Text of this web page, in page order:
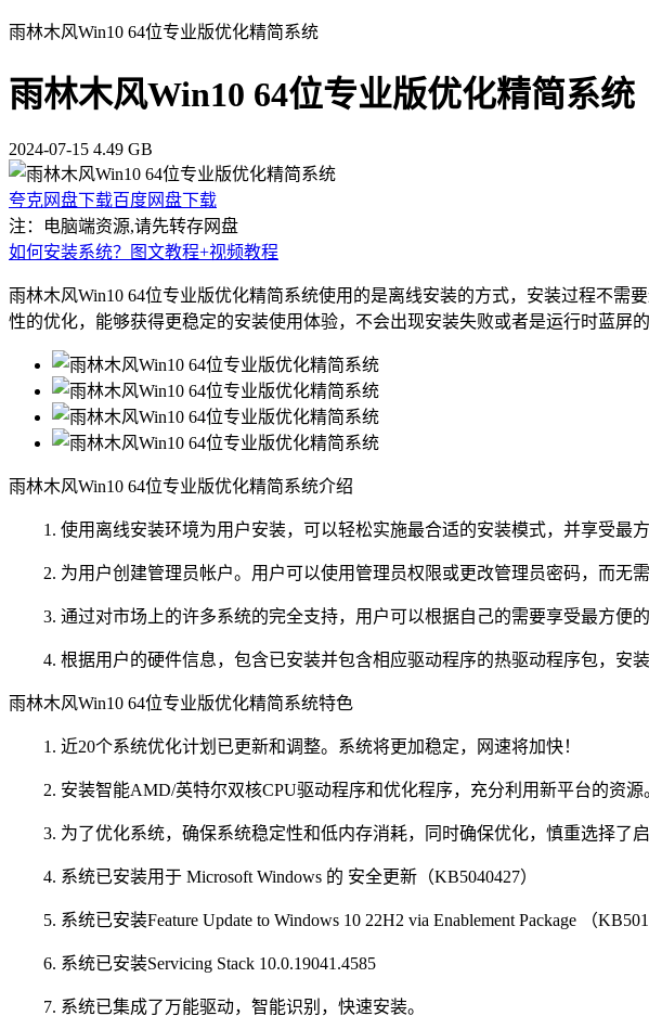
雨林木风Win10 64位专业版优化精简系统
雨林木风Win10 64位专业版优化精简系统
2024-07-15 4.49 GB
夸克网盘下载百度网盘下载
注：电脑端资源,请先转存网盘
如何安装系统？图文教程+视频教程
雨林木风Win10 64位专业版优化精简系统使用的是离线安装的方式，安装过程不
性的优化，能够获得更稳定的安装使用体验，不会出现安装失败或者是运行时蓝屏的
雨林木风Win10 64位专业版优化精简系统介绍
1. 使用离线安装环境为用户安装，可以轻松实施最合适的安装模式，并享受最方
2. 为用户创建管理员帐户。用户可以使用管理员权限或更改管理员密码，而无需
3. 通过对市场上的许多系统的完全支持，用户可以根据自己的需要享受最方便的
4. 根据用户的硬件信息，包含已安装并包含相应驱动程序的热驱动程序包，安装
雨林木风Win10 64位专业版优化精简系统特色
1. 近20个系统优化计划已更新和调整。系统将更加稳定，网速将加快！
2. 安装智能AMD/英特尔双核CPU驱动程序和优化程序，充分利用新平台的资源
3. 为了优化系统，确保系统稳定性和低内存消耗，同时确保优化，慎重选择了启
4. 系统已安装用于 Microsoft Windows 的 安全更新（KB5040427）
5. 系统已安装Feature Update to Windows 10 22H2 via Enablement Package （
6. 系统已安装Servicing Stack 10.0.19041.4585
7. 系统已集成了万能驱动，智能识别，快速安装。